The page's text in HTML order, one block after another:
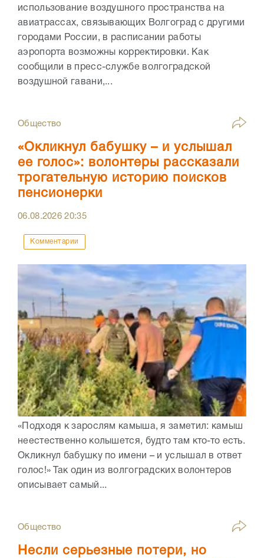
использование воздушного пространства на
авиатрассах, связывающих Волгоград с другими
городами России, в расписании работы
аэропорта возможны корректировки. Как
сообщили в пресс-службе волгоградской
воздушной гавани,...
Общество
«Окликнул бабушку – и услышал
ее голос»: волонтеры рассказали
трогательную историю поисков
пенсионерки
06.08.202620:35
Комментарии
«Подходя к зарослям камыша, я заметил: камыш
неестественно колышется, будто там кто-то есть.
Окликнул бабушку по имени – и услышал в ответ
голос!» Так один из волгоградских волонтеров
описывает самый...
Общество
Несли серьезные потери, но